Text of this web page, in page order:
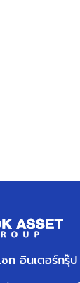
ท อินเตอร์กรุ๊